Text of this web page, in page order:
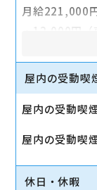
月給221,000
・12,000円（
・10,000円
・5,000円（
県、三重県、
・なし（上記
■昇給・年1回
■住宅手当（
屋内の受動喫
屋内の受動喫
屋内の受動喫
休日・休暇